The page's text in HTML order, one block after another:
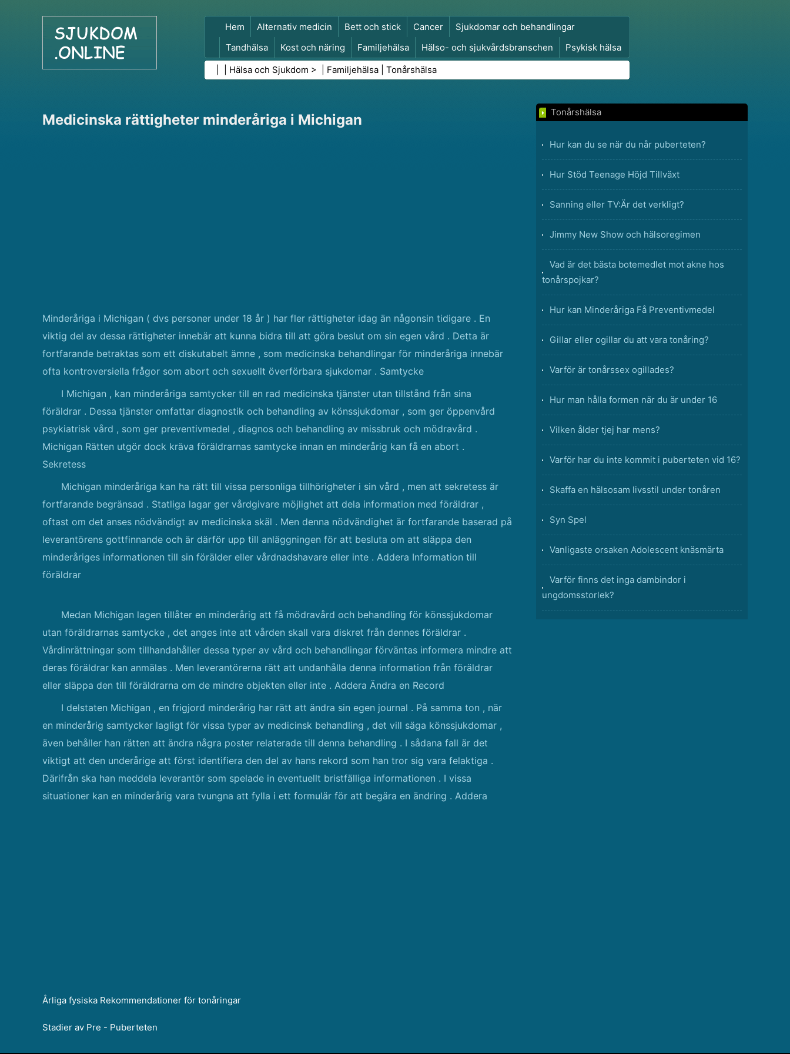
Hem Alternativ medicin Bett och stick Cancer
Sjukdomar och behandlingar
Tandhälsa
Kost och näring Familjehälsa Hälso- och sjukvårdsbranschen
Psykisk hälsa
Folkhälsa och säkerhet
Kirurgi och ingrepp Hälsa
Hälsa och Sjukdom > | Familjehälsa Tonårshälsa
Medicinska rättigheter minderåriga i Michigan
Minderåriga i Michigan ( dvs personer under 18 år ) har fler rättigheter idag än någonsin tidigare . En
viktig del av dessa rättigheter innebär att kunna bidra till att göra beslut om sin egen vård . Detta är
fortfarande betraktas som ett diskutabelt ämne , som medicinska behandlingar för minderåriga innebär
ofta kontroversiella frågor som abort och sexuellt överförbara sjukdomar . Samtycke
I Michigan , kan minderåriga samtycker till en rad medicinska tjänster utan tillstånd från sina
föräldrar . Dessa tjänster omfattar diagnostik och behandling av könssjukdomar , som ger öppenvård
psykiatrisk vård , som ger preventivmedel , diagnos och behandling av missbruk och mödravård .
Michigan Rätten utgör dock kräva föräldrarnas samtycke innan en minderårig kan få en abort .
Sekretess
Michigan minderåriga kan ha rätt till vissa personliga tillhörigheter i sin vård , men att sekretess är
fortfarande begränsad . Statliga lagar ger vårdgivare möjlighet att dela information med föräldrar ,
oftast om det anses nödvändigt av medicinska skäl . Men denna nödvändighet är fortfarande baserad på
leverantörens gottfinnande och är därför upp till anläggningen för att besluta om att släppa den
minderåriges informationen till sin förälder eller vårdnadshavare eller inte . Addera Information till
föräldrar
Medan Michigan lagen tillåter en minderårig att få mödravård och behandling för könssjukdomar
utan föräldrarnas samtycke , det anges inte att vården skall vara diskret från dennes föräldrar .
Vårdinrättningar som tillhandahåller dessa typer av vård och behandlingar förväntas informera mindre att
deras föräldrar kan anmälas . Men leverantörerna rätt att undanhålla denna information från föräldrar
eller släppa den till föräldrarna om de mindre objekten eller inte . Addera Ändra en Record
I delstaten Michigan , en frigjord minderårig har rätt att ändra sin egen journal . På samma ton , när
en minderårig samtycker lagligt för vissa typer av medicinsk behandling , det vill säga könssjukdomar ,
även behåller han rätten att ändra några poster relaterade till denna behandling . I sådana fall är det
viktigt att den underårige att först identifiera den del av hans rekord som han tror sig vara felaktiga .
Därifrån ska han meddela leverantör som spelade in eventuellt bristfälliga informationen . I vissa
situationer kan en minderårig vara tvungna att fylla i ett formulär för att begära en ändring . Addera
Årliga fysiska Rekommendationer för tonåringar
Stadier av Pre - Puberteten
Tonårshälsa
Hur kan du se när du når puberteten?
Hur Stöd Teenage Höjd Tillväxt
Sanning eller TV:Är det verkligt?
Jimmy New Show och hälsoregimen
Vad är det bästa botemedlet mot akne hos
tonårspojkar?
Hur kan Minderåriga Få Preventivmedel
Gillar eller ogillar du att vara tonåring?
Varför är tonårssex ogillades?
Hur man hålla formen när du är under 16
Vilken ålder tjej har mens?
Varför har du inte kommit i puberteten vid 16?
Skaffa en hälsosam livsstil under tonåren
Syn Spel
Vanligaste orsaken Adolescent knäsmärta
Varför finns det inga dambindor i
ungdomsstorlek?